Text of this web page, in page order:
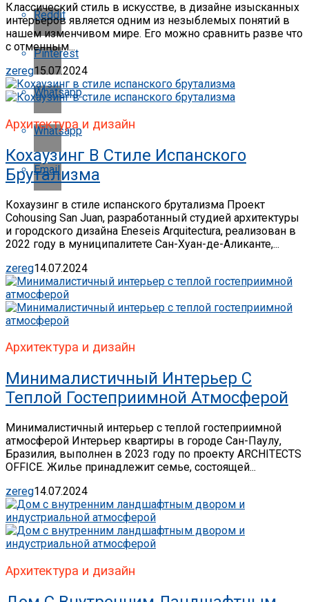
Reddit
Pinterest
Whatsapp
Whatsapp
Email
Классический стиль в искусстве, в дизайне изысканных
интерьеров является одним из незыблемых понятий в
нашем изменчивом мире. Его можно сравнить разве что
с отменным...
zereg15.07.2024
Архитектура и дизайн
Кохаузинг В Стиле Испанского
Брутализма
Кохаузинг в стиле испанского брутализма Проект
Cohousing San Juan, разработанный студией архитектуры
и городского дизайна Eneseis Arquitectura, реализован в
2022 году в муниципалитете Сан-Хуан-де-Аликанте,...
zereg14.07.2024
Архитектура и дизайн
Минималистичный Интерьер С
Теплой Гостеприимной Атмосферой
Минималистичный интерьер с теплой гостеприимной
атмосферой Интерьер квартиры в городе Сан-Паулу,
Бразилия, выполнен в 2023 году по проекту ARCHITECTS
OFFICE. Жилье принадлежит семье, состоящей...
zereg14.07.2024
Архитектура и дизайн